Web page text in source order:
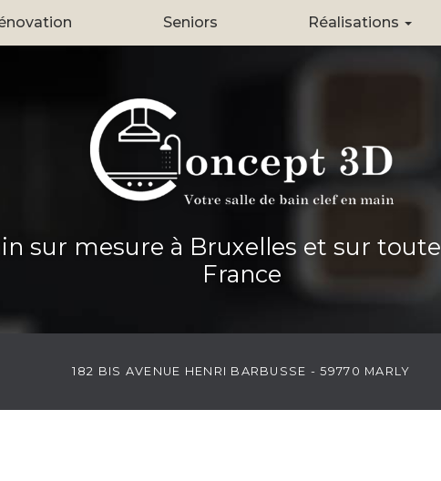
Seniors Réalisations
sur mesure à Bruxelles et sur
France
182 BIS AVENUE HENRI BARBUSSE - 59770 MARLY